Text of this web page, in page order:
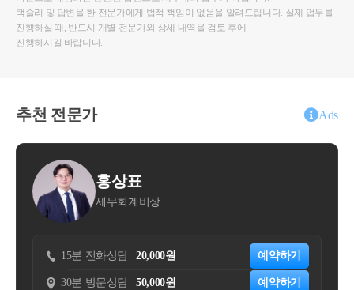
택슬리 및 답변을 한 전문가에게 법적 책임이 없음을 알려드립니다. 실제 업무를
진행하실 때, 반드시 개별 전문가와 상세 내역을 검토 후에
진행하시길 바랍니다.
추천 전문가 Ads
홍상표
세무회계비상
전화상담 20,000원
방문상담 50,000원